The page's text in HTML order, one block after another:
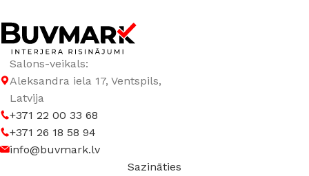
Salons-veikals:
Aleksandra iela 17, Ventspils,
Latvija
+371 22 00 33 68
+371 26 18 58 94
info@buvmark.lv
Sazināties